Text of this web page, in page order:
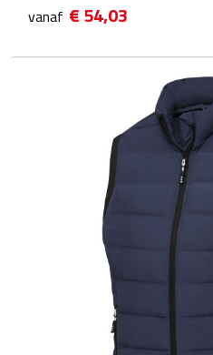
Drinkglazen
Dubbelwandige glazen
Champagneglazen
Cocktailglazen
vanaf € 54,03